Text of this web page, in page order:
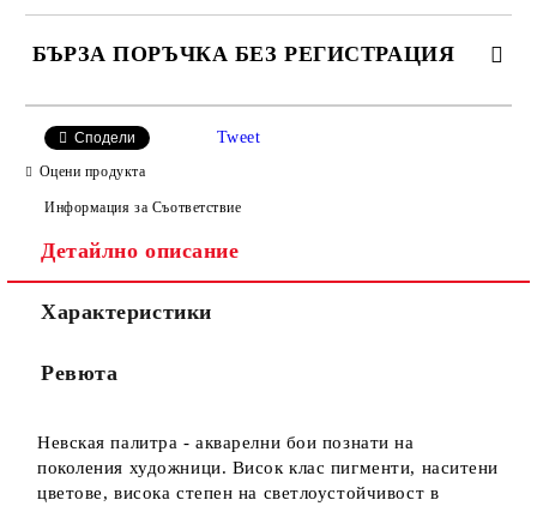
БЪРЗА ПОРЪЧКА БЕЗ РЕГИСТРАЦИЯ
Сподели Tweet
Оцени продукта
Информация за Съответствие
Детайлно описание
Характеристики
Ревюта
Невская палитра - акварелни бои познати на
поколения художници. Висок клас пигменти, наситени
цветове, висока степен на светлоустойчивост в